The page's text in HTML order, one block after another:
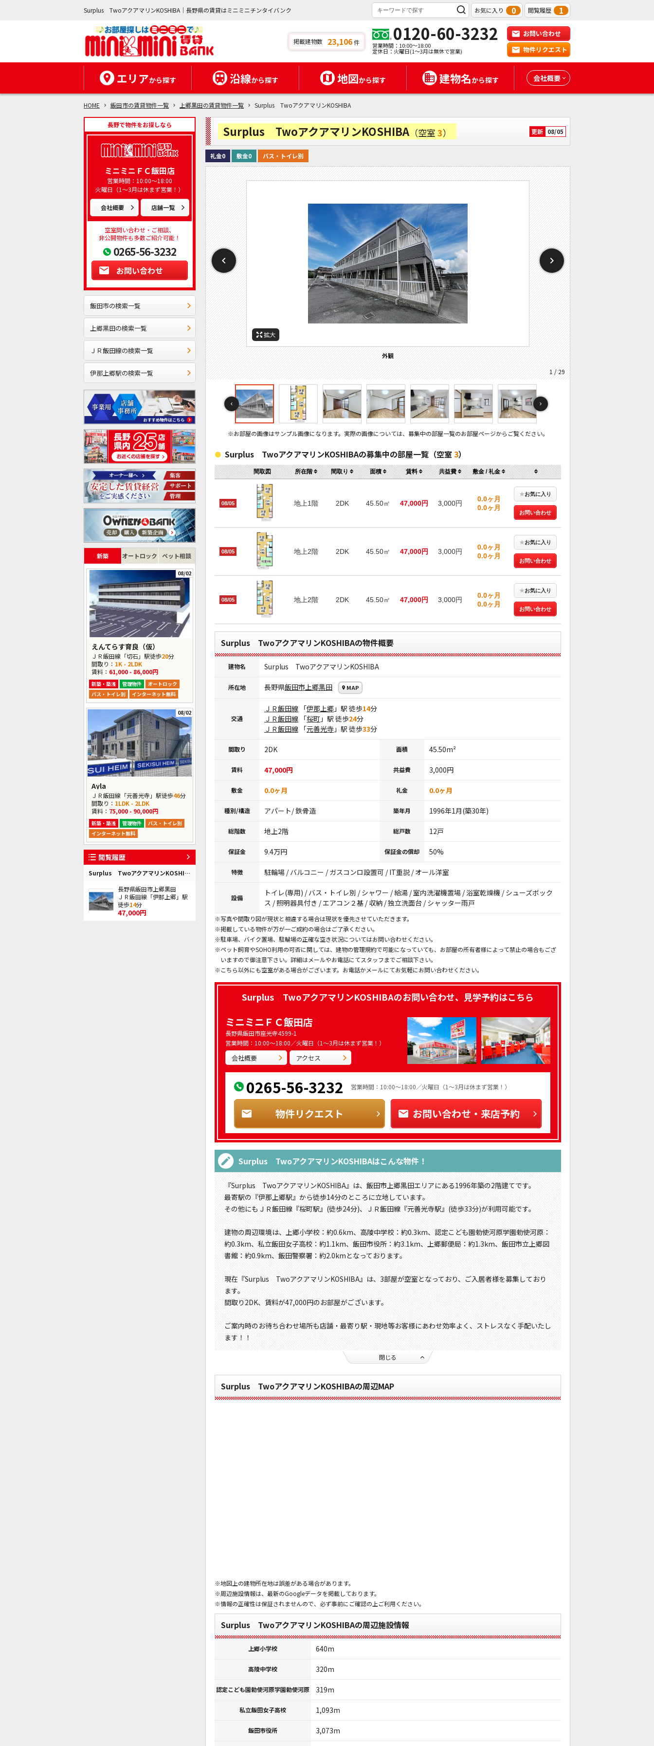
Surplus TwoアクアマリンKOSHIBA｜長野県の賃貸はミニミニチンタイバンク お気に入り 0 閲覧履歴 1
掲載建物数 23,106件 0120-60-3232
営業時間：10:00～18:00
定休日：火曜日(1～3月は無休で営業)
お問い合わせ
物件リクエスト
エリアから探す 沿線から探す 地図から探す 建物名から探す 会社概要
HOME 飯田市の賃貸物件一覧 上郷黒田の賃貸物件一覧 Surplus TwoアクアマリンKOSHIBA
長野で物件をお探しなら
ミニミニＦＣ飯田店
営業時間：10:00～18:00
火曜日（1～3月は休まず営業！）
会社概要 店舗一覧
空室問い合わせ・ご相談、
非公開物件も多数ご紹介可能！
0265-56-3232
お問い合わせ
飯田市の検索一覧
上郷黒田の検索一覧
ＪＲ飯田線の検索一覧
伊那上郷駅の検索一覧
新築 オートロック ペット相談
08/02
えんてらす育良（仮）
ＪＲ飯田線「切石」駅徒歩20分
間取り： 1K - 2LDK
賃料： 61,000 - 86,000円
新築・築浅 管理物件
オートロック
バス・トイレ別
インターネット無料
08/02
Ayla
ＪＲ飯田線「元善光寺」駅徒歩46分
間取り： 1LDK - 2LDK
賃料： 75,000 - 90,000円
新築・築浅 管理物件
バス・トイレ別
インターネット無料
閲覧履歴
Surplus TwoアクアマリンKOSHIBA
長野県飯田市上郷黒田
ＪＲ飯田線「伊那上郷」駅
徒歩14分
47,000円
Surplus TwoアクアマリンKOSHIBA（空室3） 更新 08/05
礼金0 敷金0 バス・トイレ別
拡大
外観
1 / 29
拡大
間取
間取り
拡大
居間
拡大
居間
拡大
居間
拡大
キッチン
拡大
キッチン
拡大
寝室
拡大
寝室
拡大
風呂
拡大
風呂
拡大
トイレ
拡大
収納
拡大
収納
拡大
洗面
拡大
バルコニー
拡大
設備
拡大
設備
拡大
玄関
拡大
玄関
拡大
眺望
拡大
その他画像
拡大
セキュリティ
拡大
周辺施設：郵便局
拡大
周辺施設：役所
拡大
周辺施設：高校・高専
拡大
周辺施設：幼稚園・保育園
拡大
周辺施設：中学校
拡大
周辺施設：小学校
※お部屋の画像はサンプル画像になります。実際の画像については、募集中の部屋一覧のお部屋ページからご覧ください。
Surplus TwoアクアマリンKOSHIBAの募集中の部屋一覧（空室3）
間取図 所在階 間取り 面積 賃料 共益費 敷金 / 礼金
08/05 地上1階 2DK 45.50㎡ 47,000円 3,000円
0.0ヶ月
0.0ヶ月
★お気に入り
お問い合わせ
08/05 地上2階 2DK 45.50㎡ 47,000円 3,000円
0.0ヶ月
0.0ヶ月
★お気に入り
お問い合わせ
08/05 地上2階 2DK 45.50㎡ 47,000円 3,000円
0.0ヶ月
0.0ヶ月
★お気に入り
お問い合わせ
Surplus TwoアクアマリンKOSHIBAの物件概要
建物名 Surplus TwoアクアマリンKOSHIBA
所在地 長野県飯田市上郷黒田 MAP
交通
ＪＲ飯田線 「伊那上郷 」駅 徒歩14分
ＪＲ飯田線 「桜町 」駅 徒歩24分
ＪＲ飯田線 「元善光寺 」駅 徒歩33分
間取り 2DK 面積 45.50m²
賃料 47,000円 共益費 3,000円
敷金 0.0ヶ月 礼金 0.0ヶ月
種別/構造 アパート/ 鉄骨造 築年月 1996年1月(築30年)
総階数 地上2階 総戸数 12戸
保証金 9.4万円 保証金の償却 50%
特徴 駐輪場 / バルコニー / ガスコンロ設置可 / IT重説 / オール洋室
設備
トイレ(専用) / バス・トイレ別 / シャワー / 給湯 / 室内洗濯機置場 / 浴室乾燥機 / シューズボック
ス / 照明器具付き / エアコン２基 / 収納 / 独立洗面台 / シャッター雨戸
※写真や間取り図が現状と相違する場合は現状を優先させていただきます。
※掲載している物件が万が一ご成約の場合はご了承ください。
※駐車場、バイク置場、駐輪場の正確な空き状況についてはお問い合わせください。
※ペット飼育やSOHO利用の可否に関しては、建物の管理規約で可能になっていても、お部屋の所有者様によって禁止の場合もござ
いますので御注意下さい。詳細はメールやお電話にてスタッフまでご相談下さい。
※こちら以外にも空室がある場合がございます。お電話かメールにてお気軽にお問い合わせください。
Surplus TwoアクアマリンKOSHIBAのお問い合わせ、見学予約はこちら
ミニミニＦＣ飯田店
長野県飯田市座光寺4599-1
営業時間：10:00～18:00／火曜日（1～3月は休まず営業！）
会社概要 アクセス
0265-56-3232 営業時間：10:00～18:00／火曜日（1～3月は休まず営業！）
物件リクエスト お問い合わせ・来店予約
Surplus TwoアクアマリンKOSHIBAはこんな物件！
『Surplus TwoアクアマリンKOSHIBA』は、飯田市上郷黒田エリアにある1996年築の2階建てです。
最寄駅の『伊那上郷駅』から徒歩14分のところに立地しています。
その他にもＪＲ飯田線『桜町駅』(徒歩24分)、ＪＲ飯田線『元善光寺駅』(徒歩33分)が利用可能です。
建物の周辺環境は、上郷小学校：約0.6km、高陵中学校：約0.3km、認定こども園勅使河原学園勅使河原：
約0.3km、私立飯田女子高校：約1.1km、飯田市役所：約3.1km、上郷郵便局：約1.3km、飯田市立上郷図
書館：約0.9km、飯田警察署：約2.0kmとなっております。
現在『Surplus TwoアクアマリンKOSHIBA』は、3部屋が空室となっており、ご入居者様を募集しており
ます。
間取り2DK、賃料が47,000円のお部屋がございます。
ご案内時のお待ち合わせ場所も店舗・最寄り駅・現地等お客様にあわせ効率よく、ストレスなく手配いたし
ます！！
閉じる
Surplus TwoアクアマリンKOSHIBAの周辺MAP
※地図上の建物所在地は誤差がある場合があります。
※周辺施設情報は、最新のGoogleデータを掲載しております。
※情報の正確性は保証されませんので、必ず事前にご確認の上ご利用ください。
Surplus TwoアクアマリンKOSHIBAの周辺施設情報
上郷小学校 640m
高陵中学校 320m
認定こども園勅使河原学園勅使河原 319m
私立飯田女子高校 1,093m
飯田市役所 3,073m